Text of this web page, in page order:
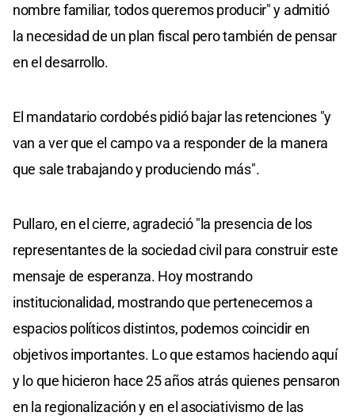
nombre familiar, todos queremos producir" y admitió
la necesidad de un plan fiscal pero también de pensar
en el desarrollo.
El mandatario cordobés pidió bajar las retenciones "y
van a ver que el campo va a responder de la manera
que sale trabajando y produciendo más".
Pullaro, en el cierre, agradeció "la presencia de los
representantes de la sociedad civil para construir este
mensaje de esperanza. Hoy mostrando
institucionalidad, mostrando que pertenecemos a
espacios políticos distintos, podemos coincidir en
objetivos importantes. Lo que estamos haciendo aquí
y lo que hicieron hace 25 años atrás quienes pensaron
en la regionalización y en el asociativismo de las